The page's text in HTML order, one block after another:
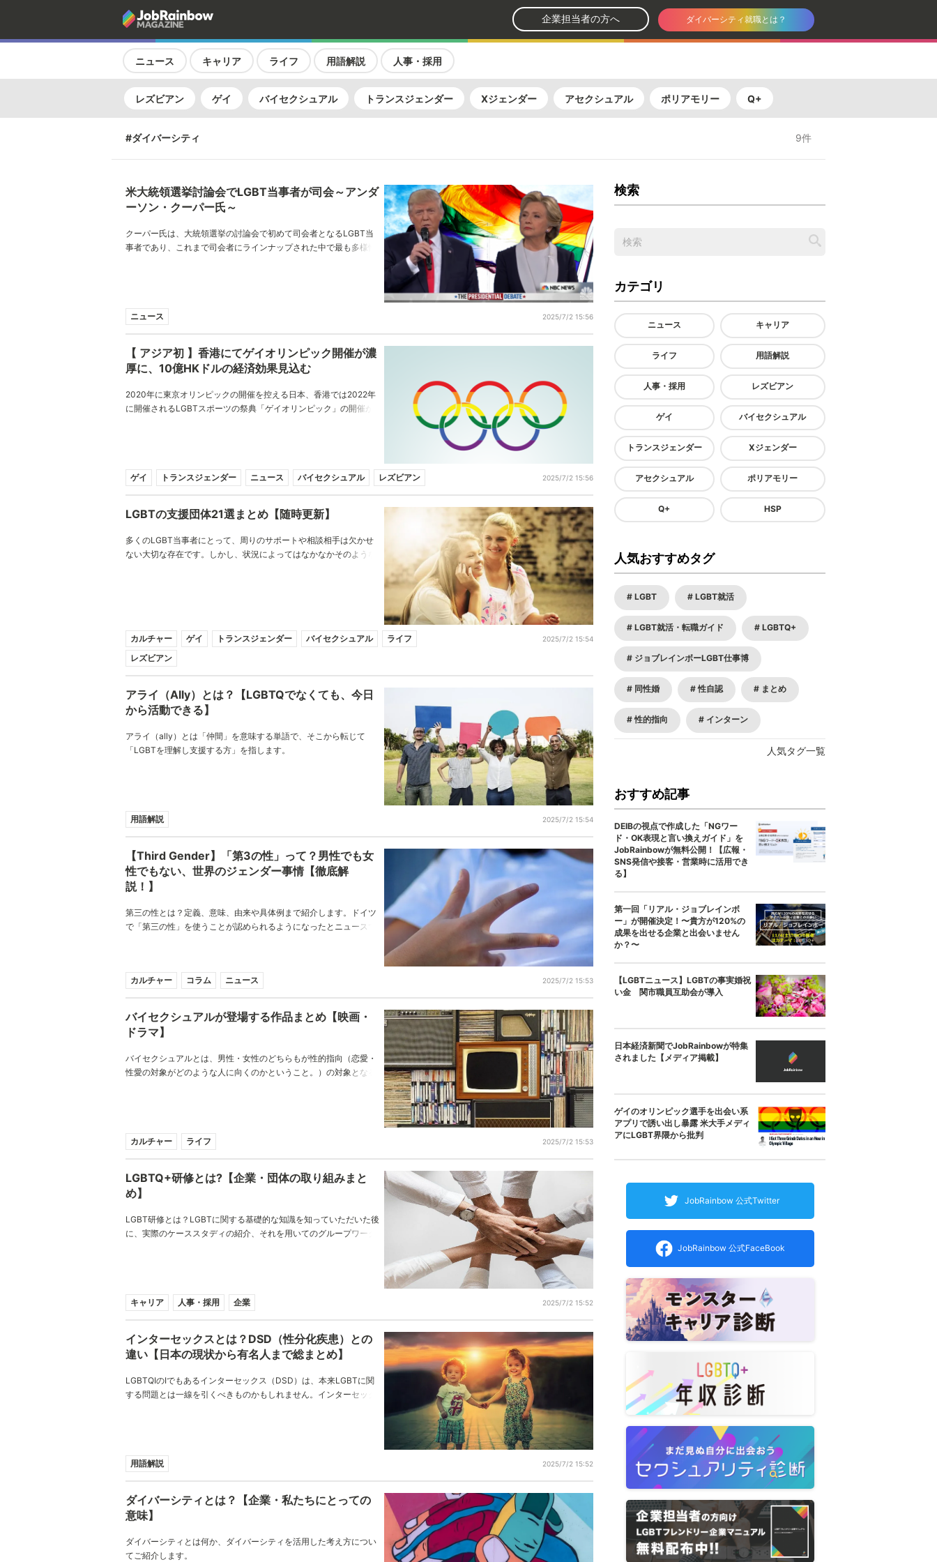
企業担当者の方へ ダイバーシティ就職とは？
ニュース キャリア ライフ 用語解説 人事・採用
レズビアン ゲイ バイセクシュアル トランスジェンダー Xジェンダー アセクシュアル ポリアモリー Q+
#ダイバーシティ 9件
米大統領選挙討論会でLGBT当事者が司会～アンダ
ーソン・クーパー氏～
クーパー氏は、大統領選挙の討論会で初めて司会者となるLGBT当
事者であり、これまで司会者にラインナップされた中で最も多様性
ニュース 2025/7/2 15:56
【 アジア初 】香港にてゲイオリンピック開催が濃
厚に、10億HKドルの経済効果見込む
2020年に東京オリンピックの開催を控える日本、香港では2022年
に開催されるLGBTスポーツの祭典「ゲイオリンピック」の開催が
ゲイ トランスジェンダー ニュース バイセクシュアル レズビアン 2025/7/2 15:56
LGBTの支援団体21選まとめ【随時更新】
多くのLGBT当事者にとって、周りのサポートや相談相手は欠かせ
ない大切な存在です。しかし、状況によってはなかなかそのような
カルチャー ゲイ トランスジェンダー バイセクシュアル
ライフ
レズビアン
2025/7/2 15:54
アライ（Ally）とは？【LGBTQでなくても、今日
から活動できる】
アライ（ally）とは「仲間」を意味する単語で、そこから転じて
「LGBTを理解し支援する方」を指します。
用語解説 2025/7/2 15:54
【Third Gender】「第3の性」って？男性でも女
性でもない、世界のジェンダー事情【徹底解
説！】
第三の性とは？定義、意味、由来や具体例まで紹介します。ドイツ
で「第三の性」を使うことが認められるようになったとニュースで
カルチャー
コラム ニュース 2025/7/2 15:53
バイセクシュアルが登場する作品まとめ【映画・
ドラマ】
バイセクシュアルとは、男性・女性のどちらもが性的指向（恋愛・
性愛の対象がどのような人に向くのかということ。）の対象となる
カルチャー ライフ 2025/7/2 15:53
LGBTQ+研修とは?【企業・団体の取り組みまと
め】
LGBT研修とは？LGBTに関する基礎的な知識を知っていただいた後
に、実際のケーススタディの紹介、それを用いてのグループワーク
キャリア
人事・採用 企業 2025/7/2 15:52
インターセックスとは？DSD（性分化疾患）との
違い【日本の現状から有名人まで総まとめ】
LGBTQIのIでもあるインターセックス（DSD）は、本来LGBTに関
する問題とは一線を引くべきものかもしれません。インターセック
用語解説
2025/7/2 15:52
ダイバーシティとは？【企業・私たちにとっての
意味】
ダイバーシティとは何か、ダイバーシティを活用した考え方につい
てご紹介します。
検索
カテゴリ
ニュース キャリア
ライフ 用語解説
人事・採用 レズビアン
ゲイ バイセクシュアル
トランスジェンダー Xジェンダー
アセクシュアル ポリアモリー
Q+ HSP
人気おすすめタグ
LGBT LGBT就活
LGBT就活・転職ガイド LGBTQ+
ジョブレインボーLGBT仕事博
同性婚 性自認 まとめ
性的指向 インターン
人気タグ一覧
おすすめ記事
DEIBの視点で作成した「NGワー
ド・OK表現と言い換えガイド」を
JobRainbowが無料公開！【広報・
SNS発信や接客・営業時に活用でき
る】
第一回「リアル・ジョブレインボ
ー」が開催決定！〜貴方が120%の
成果を出せる企業と出会いません
か？〜
【LGBTニュース】LGBTの事実婚祝
い金 関市職員互助会が導入
日本経済新聞でJobRainbowが特集
されました【メディア掲載】
ゲイのオリンピック選手を出会い系
アプリで誘い出し暴露 米大手メディ
アにLGBT界隈から批判
JobRainbow 公式Twitter
JobRainbow 公式FaceBook